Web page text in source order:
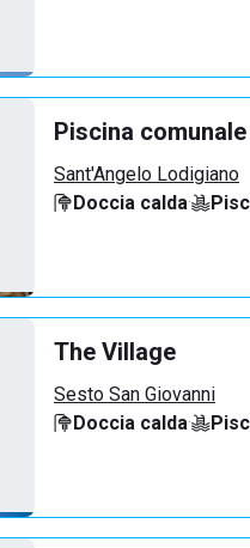
Piscina
Sant'Angelo Lodigiano
Doccia calda·
The Village
Sesto San Giovanni
Doccia calda·